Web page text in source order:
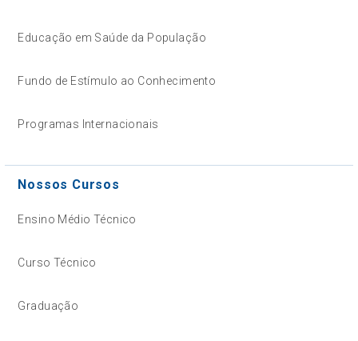
Educação em Saúde da População
Fundo de Estímulo ao Conhecimento
Programas Internacionais
Nossos Cursos
Ensino Médio Técnico
Curso Técnico
Graduação